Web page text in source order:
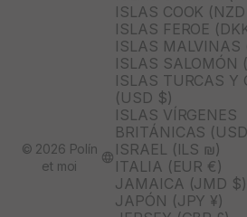
ISLAS COOK
ISLAS FEROE
ISLAS MALVINAS
ISLAS SALOMÓN
ISLAS TURCAS Y
(USD $)
ISLAS VÍRGENES
BRITÁNICAS
ISRAEL (ILS ₪)
ITALIA (EUR €)
JAMAICA (JMD $)
JAPÓN (JPY ¥)
© 2026 Polín
et moi